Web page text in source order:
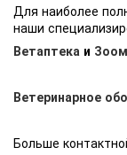
Для наиболее
наши
Ветаптека и
Ветеринарное
Больше